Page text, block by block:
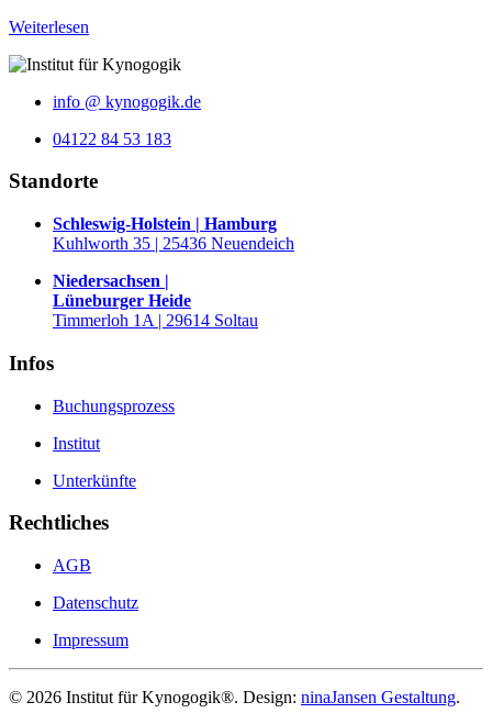
Weiterlesen
info @ kynogogik.de
04122 84 53 183
Standorte
Schleswig-Holstein | Hamburg
Kuhlworth 35 | 25436 Neuendeich
Niedersachsen |
Lüneburger Heide
Timmerloh 1A | 29614 Soltau
Infos
Buchungsprozess
Institut
Unterkünfte
Rechtliches
AGB
Datenschutz
Impressum
© 2026 Institut für Kynogogik®. Design: ninaJansen Gestaltung.